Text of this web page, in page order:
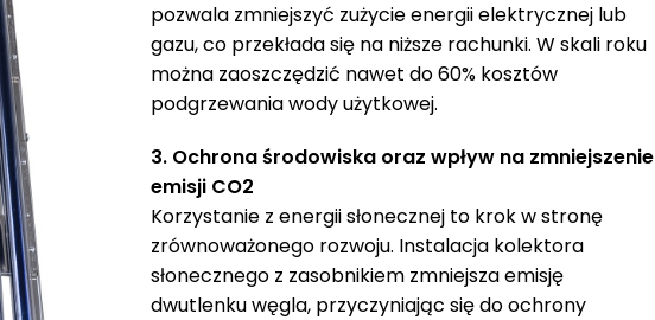
1-2 osób
2-3 osób
3-4 osób
4-5 osób
5-6 osób
pozwala zmniejszyć zużycie energii elektrycznej lub
gazu, co przekłada się na niższe rachunki. W skali roku
można zaoszczędzić nawet do 60% kosztów
podgrzewania wody użytkowej.
3. Ochrona środowiska oraz wpływ na zmniejszenie
emisji CO2
Korzystanie z energii słonecznej to krok w stronę
zrównoważonego rozwoju. Instalacja kolektora
słonecznego z zasobnikiem zmniejsza emisję
dwutlenku węgla, przyczyniając się do ochrony